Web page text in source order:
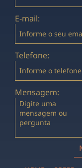
E-mail:
Telefone:
Mensagem: